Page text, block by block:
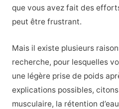
que vous avez fait des
peut être frustrant.
Mais il existe plusieurs
recherche, pour lesquelles
une légère prise de poids
explications possibles,
musculaire, la rétention